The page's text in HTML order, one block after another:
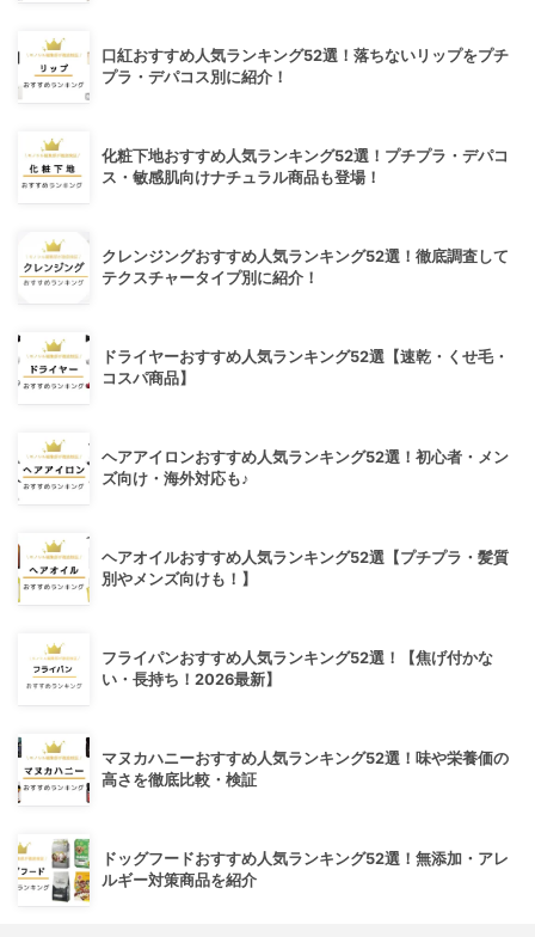
口紅おすすめ人気ランキング52選！落ちないリップをプチ
プラ・デパコス別に紹介！
化粧下地おすすめ人気ランキング52選！プチプラ・デパコ
ス・敏感肌向けナチュラル商品も登場！
クレンジングおすすめ人気ランキング52選！徹底調査して
テクスチャータイプ別に紹介！
ドライヤーおすすめ人気ランキング52選【速乾・くせ毛・
コスパ商品】
ヘアアイロンおすすめ人気ランキング52選！初心者・メン
ズ向け・海外対応も♪
ヘアオイルおすすめ人気ランキング52選【プチプラ・髪質
別やメンズ向けも！】
フライパンおすすめ人気ランキング52選！【焦げ付かな
い・長持ち！2026最新】
マヌカハニーおすすめ人気ランキング52選！味や栄養価の
高さを徹底比較・検証
ドッグフードおすすめ人気ランキング52選！無添加・アレ
ルギー対策商品を紹介